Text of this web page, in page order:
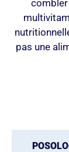
pas une